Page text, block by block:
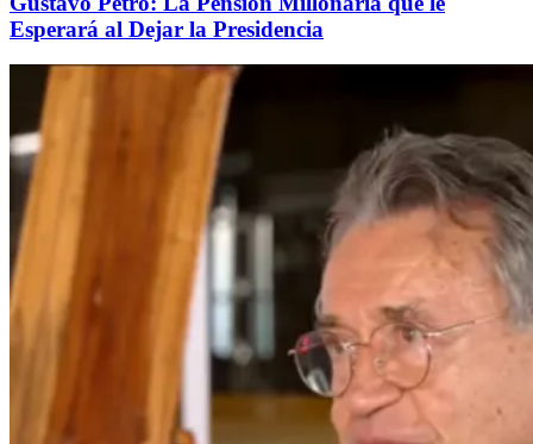
Esperará al Dejar la Presidencia